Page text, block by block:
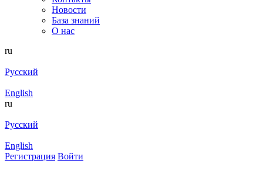
Новости
База знаний
О нас
ru
Русский
English
ru
Русский
English
Регистрация Войти